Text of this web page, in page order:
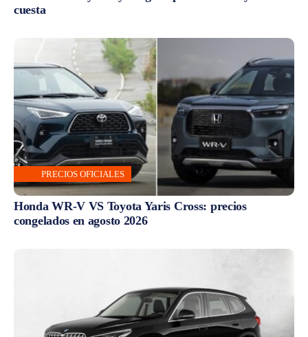
cuesta
PRECIOS OFICIALES
Honda WR-V VS Toyota Yaris Cross: precios
congelados en agosto 2026